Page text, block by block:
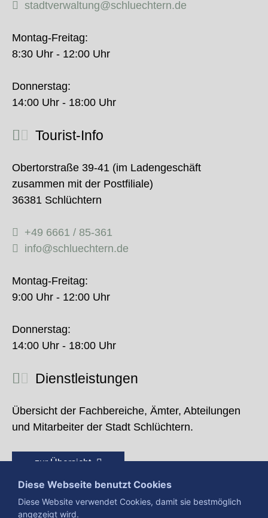
stadtverwaltung@schluechtern.de
Montag-Freitag:
8:30 Uhr - 12:00 Uhr
Donnerstag:
14:00 Uhr - 18:00 Uhr
Tourist-Info
Obertorstraße 39-41 (im Ladengeschäft
zusammen mit der Postfiliale)
36381 Schlüchtern
+49 6661 / 85-361
info@schluechtern.de
Montag-Freitag:
9:00 Uhr - 12:00 Uhr
Donnerstag:
14:00 Uhr - 18:00 Uhr
Dienstleistungen
Übersicht der Fachbereiche, Ämter, Abteilungen
und Mitarbeiter der Stadt Schlüchtern.
zur Übersicht
Diese Webseite benutzt Cookies
Diese Website verwendet Cookies, damit sie bestmöglich
angezeigt wird.